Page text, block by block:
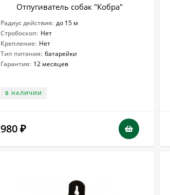
Отпугиватель собак "Кобра"
Радиус действия: до 15 м
Стробоскоп: Нет
Крепление: Нет
Тип питания: батарейки
Гарантия: 12 месяцев
В НАЛИЧИИ
980₽